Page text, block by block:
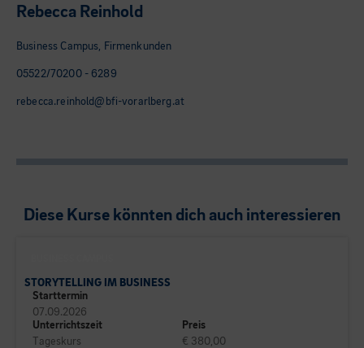
Rebecca Reinhold
Business Campus, Firmenkunden
05522/70200 - 6289
rebecca.reinhold@bfi-vorarlberg.at
Diese Kurse könnten dich auch interessieren
STORYTELLING IM BUSINESS
Starttermin
07.09.2026
Unterrichtszeit
Tageskurs
Preis
€ 380,00